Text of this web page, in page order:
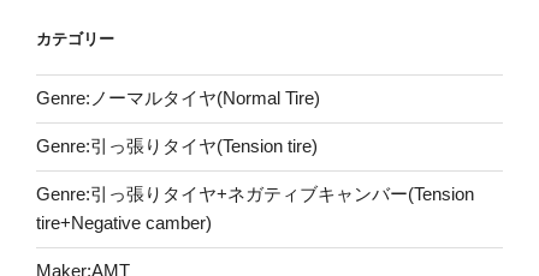
カテゴリー
Genre:ノーマルタイヤ(Normal Tire)
Genre:引っ張りタイヤ(Tension tire)
Genre:引っ張りタイヤ+ネガティブキャンバー(Tension
tire+Negative camber)
Maker:AMT